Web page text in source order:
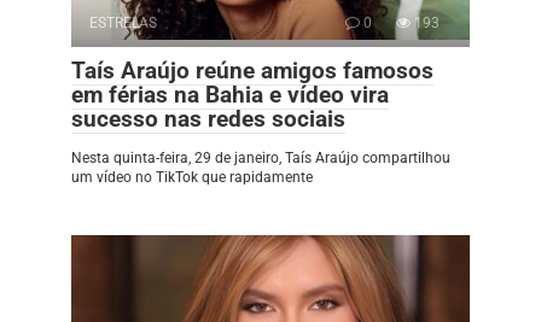
ESTRELAS 0 193
Taís Araújo reúne amigos famosos
em férias na Bahia e vídeo vira
sucesso nas redes sociais
Nesta quinta-feira, 29 de janeiro, Taís Araújo compartilhou
um vídeo no TikTok que rapidamente